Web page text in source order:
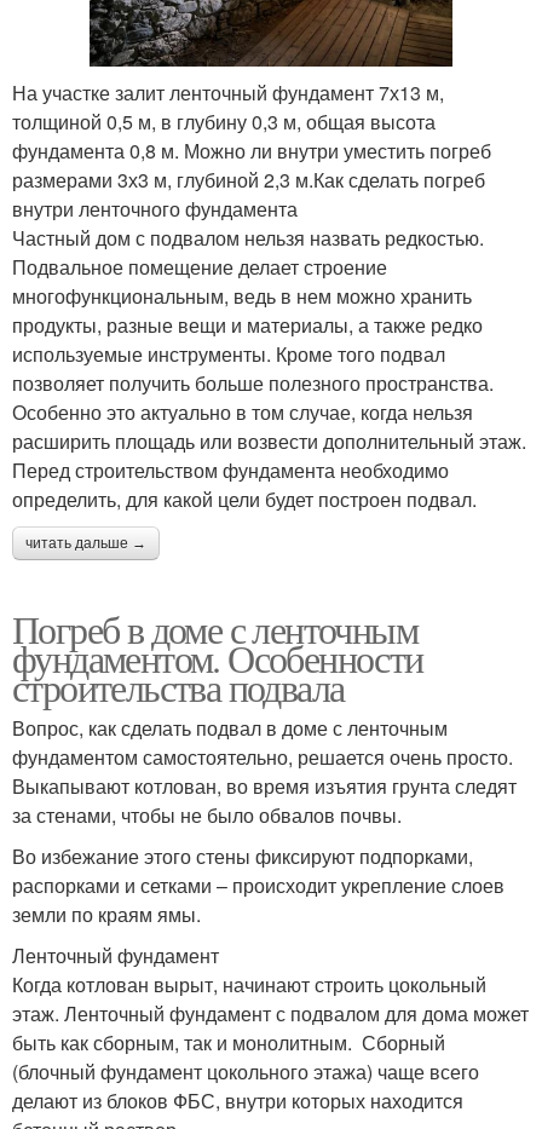
На участке залит ленточный фундамент 7х13 м,
толщиной 0,5 м, в глубину 0,3 м, общая высота
фундамента 0,8 м. Можно ли внутри уместить погреб
размерами 3х3 м, глубиной 2,3 м.Как сделать погреб
внутри ленточного фундамента
Частный дом с подвалом нельзя назвать редкостью.
Подвальное помещение делает строение
многофункциональным, ведь в нем можно хранить
продукты, разные вещи и материалы, а также редко
используемые инструменты. Кроме того подвал
позволяет получить больше полезного пространства.
Особенно это актуально в том случае, когда нельзя
расширить площадь или возвести дополнительный этаж.
Перед строительством фундамента необходимо
определить, для какой цели будет построен подвал.
читать дальше →
Погреб в доме с ленточным
фундаментом. Особенности
строительства подвала
Вопрос, как сделать подвал в доме с ленточным
фундаментом самостоятельно, решается очень просто.
Выкапывают котлован, во время изъятия грунта следят
за стенами, чтобы не было обвалов почвы.
Во избежание этого стены фиксируют подпорками,
распорками и сетками – происходит укрепление слоев
земли по краям ямы.
Ленточный фундамент
Когда котлован вырыт, начинают строить цокольный
этаж. Ленточный фундамент с подвалом для дома может
быть как сборным, так и монолитным. Сборный
(блочный фундамент цокольного этажа) чаще всего
делают из блоков ФБС, внутри которых находится